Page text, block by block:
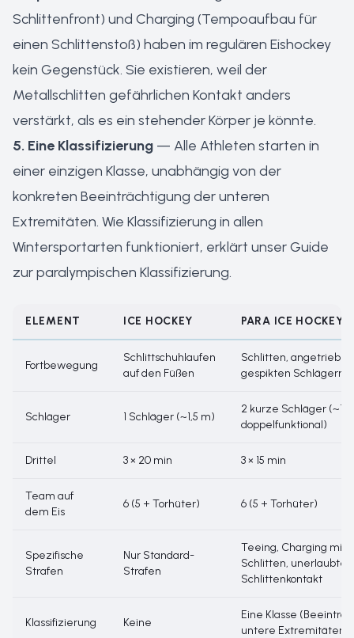
Schlittenfront) und Charging (Tempoaufbau für
einen Schlittenstoß) haben im regulären Eishockey
kein Gegenstück. Sie existieren, weil der
Metallschlitten gefährlichen Kontakt anders
verstärkt, als es ein stehender Körper je könnte.
5. Eine Klassifizierung — Alle Athleten starten in
einer einzigen Klasse, unabhängig von der
konkreten Beeinträchtigung der unteren
Extremitäten. Wie Klassifizierung in allen
Wintersportarten funktioniert, erklärt unserGuide
zur paralympischen Klassifizierung.
ELEMENT ICE HOCKEY PARA ICE HOCKEY
Fortbewegung
Schlittschuhlaufen
auf den Füßen
Schlitten,
gespikten Schlägern
Schläger 1 Schläger (~1,5 m)
2 kurze Schläger (~1
doppelfunktional)
Drittel 3 × 20 min 3 × 15 min
Team auf
dem Eis
6 (5 + Torhüter) 6 (5 + Torhüter)
Spezifische
Strafen
Nur Standard-
Strafen
Teeing, Charging mit
Schlitten, unerlaubter
Schlittenkontakt
Klassifizierung Keine
Eine Klasse
untere Extremitäten)